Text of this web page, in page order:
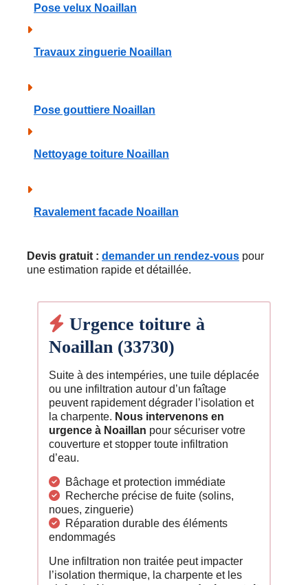
Pose velux Noaillan
Travaux zinguerie Noaillan
Pose gouttiere Noaillan
Nettoyage toiture Noaillan
Ravalement facade Noaillan
Devis gratuit : demander un rendez-vous pour
une estimation rapide et détaillée.
Urgence toiture à
Noaillan (33730)
Suite à des intempéries, une tuile déplacée
ou une infiltration autour d’un faîtage
peuvent rapidement dégrader l’isolation et
la charpente. Nous intervenons en
urgence à Noaillan pour sécuriser votre
couverture et stopper toute infiltration
d’eau.
Bâchage et protection immédiate
Recherche précise de fuite (solins,
noues, zinguerie)
Réparation durable des éléments
endommagés
Une infiltration non traitée peut impacter
l’isolation thermique, la charpente et les